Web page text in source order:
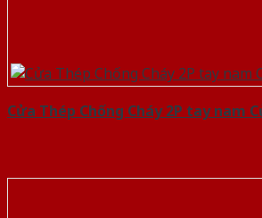
Cửa Thép Chống Cháy 2P tay nam